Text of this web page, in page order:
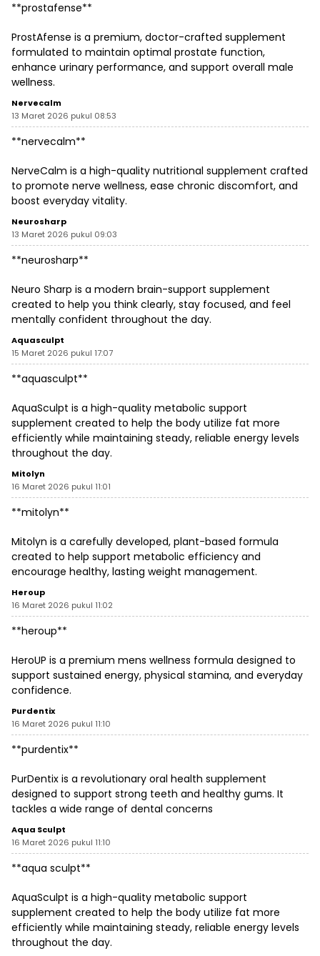
**prostafense**
ProstAfense is a premium, doctor-crafted supplement
formulated to maintain optimal prostate function,
enhance urinary performance, and support overall male
wellness.
Nervecalm
13 Maret 2026 pukul 08:53
**nervecalm**
NerveCalm is a high-quality nutritional supplement crafted
to promote nerve wellness, ease chronic discomfort, and
boost everyday vitality.
Neurosharp
13 Maret 2026 pukul 09:03
**neurosharp**
Neuro Sharp is a modern brain-support supplement
created to help you think clearly, stay focused, and feel
mentally confident throughout the day.
Aquasculpt
15 Maret 2026 pukul 17:07
**aquasculpt**
AquaSculpt is a high-quality metabolic support
supplement created to help the body utilize fat more
efficiently while maintaining steady, reliable energy levels
throughout the day.
Mitolyn
16 Maret 2026 pukul 11:01
**mitolyn**
Mitolyn is a carefully developed, plant-based formula
created to help support metabolic efficiency and
encourage healthy, lasting weight management.
Heroup
16 Maret 2026 pukul 11:02
**heroup**
HeroUP is a premium mens wellness formula designed to
support sustained energy, physical stamina, and everyday
confidence.
Purdentix
16 Maret 2026 pukul 11:10
**purdentix**
PurDentix is a revolutionary oral health supplement
designed to support strong teeth and healthy gums. It
tackles a wide range of dental concerns
Aqua Sculpt
16 Maret 2026 pukul 11:10
**aqua sculpt**
AquaSculpt is a high-quality metabolic support
supplement created to help the body utilize fat more
efficiently while maintaining steady, reliable energy levels
throughout the day.